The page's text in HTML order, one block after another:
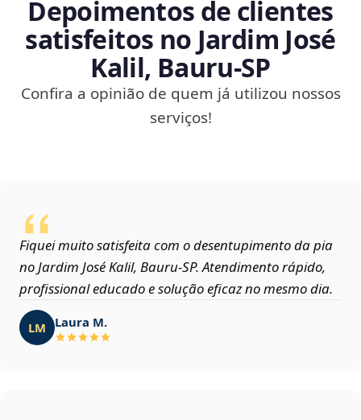
Depoimentos de clientes
satisfeitos no Jardim José
Kalil, Bauru‑SP
Confira a opinião de quem já utilizou nossos
serviços!
Fiquei muito satisfeita com o desentupimento da pia
no Jardim José Kalil, Bauru‑SP. Atendimento rápido,
profissional educado e solução eficaz no mesmo dia.
LM Laura M.